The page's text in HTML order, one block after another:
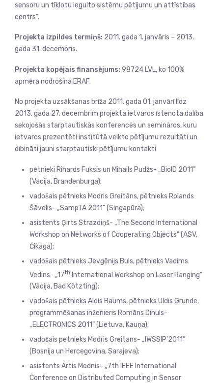
sensoru un tīklotu iegulto sistēmu pētījumu un attīstības
centrs”.
Projekta izpildes termiņš: 2011. gada 1. janvāris – 2013.
gada 31. decembris.
Projekta kopējais finansējums: 98724 LVL, ko 100%
apmērā nodrošina ERAF.
No projekta uzsākšanas brīža 2011. gada 01. janvārī līdz
2013. gada 27. decembrim projekta ietvaros īstenota dalība
sekojošās starptautiskās konferencēs un semināros, kuru
ietvaros prezentēti institūtā veikto pētījumu rezultāti un
dibināti jauni starptautiski pētījumu kontakti:
pētnieki Rihards Fuksis un Mihails Pudžs- „BioID 2011”
(Vācija, Brandenburga);
vadošais pētnieks Modris Greitāns, pētnieks Rolands
Šāvelis- „SampTA 2011” (Singapūra);
asistents Ģirts Strazdiņš- „The Second International
Workshop on Networks of Cooperating Objects” (ASV,
Čikāga);
vadošais pētnieks Jevgēnijs Buls, pētnieks Vadims
Vedins- „17th International Workshop on Laser Ranging”
(Vācija, Bad Kötzting);
vadošais pētnieks Aldis Baums, pētnieks Uldis Grunde,
programmēšanas inženieris Romāns Dinuls-
„ELECTRONICS 2011” (Lietuva, Kauņa);
vadošais pētnieks Modris Greitāns- „IWSSIP’2011”
(Bosnija un Hercegovina, Sarajeva);
asistents Artis Mednis- „7th IEEE International
Conference on Distributed Computing in Sensor